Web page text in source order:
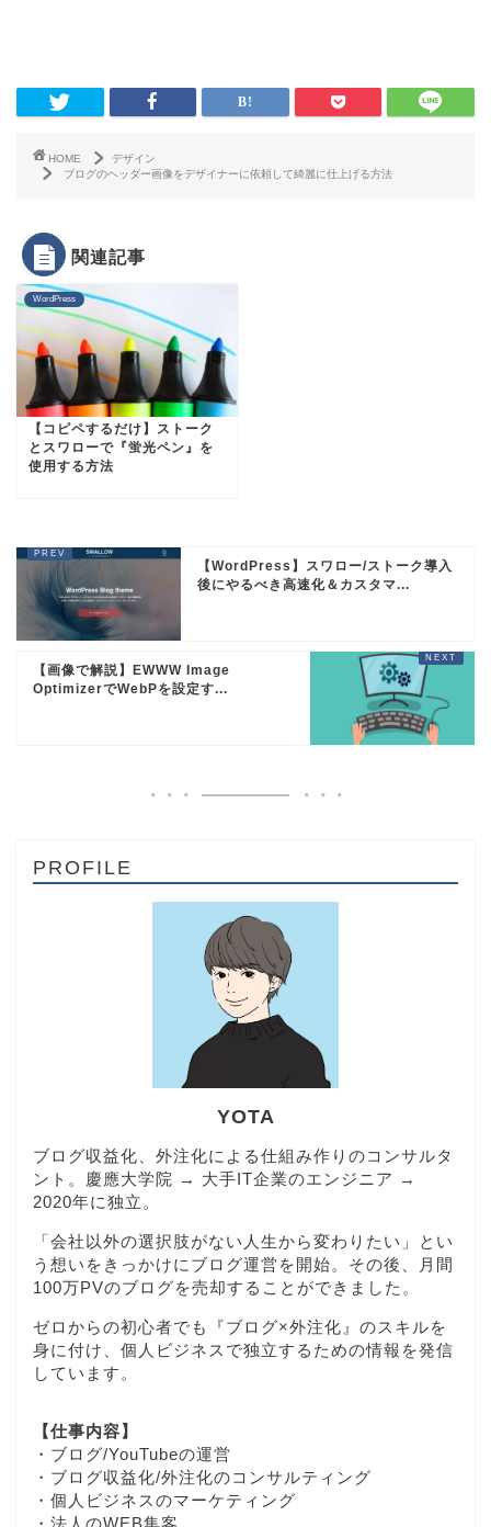
HOME
デザイン
ブログのヘッダー画像をデザイナーに依頼して綺麗に仕上げる方法
関連記事
WordPress
【コピペするだけ】ストーク
とスワローで『蛍光ペン』を
使用する方法
【WordPress】スワロー/ストーク導入
後にやるべき高速化＆カスタマ...
【画像で解説】EWWW Image
OptimizerでWebPを設定す...
PROFILE
YOTA
ブログ収益化、外注化による仕組み作りのコンサルタ
ント。慶應大学院 → 大手IT企業のエンジニア →
2020年に独立。
「会社以外の選択肢がない人生から変わりたい」とい
う想いをきっかけにブログ運営を開始。その後、月間
100万PVのブログを売却することができました。
ゼロからの初心者でも『ブログ×外注化』のスキルを
身に付け、個人ビジネスで独立するための情報を発信
しています。
【仕事内容】
・ブログ/YouTubeの運営
・ブログ収益化/外注化のコンサルティング
・個人ビジネスのマーケティング